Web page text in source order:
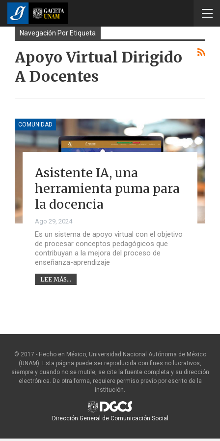
Navegación Por Etiqueta
Apoyo Virtual Dirigido
A Docentes
COMUNIDAD
Asistente IA, una
herramienta puma para
la docencia
Ago 29, 2024
Es un sistema de apoyo virtual con el objetivo
de procesar conceptos pedagógicos que
contribuyan a la mejora del proceso de
enseñanza-aprendizaje
LEE MÁS...
© 2017 - Hecho en México, Universidad Nacional Autónoma de México
(UNAM). Esta página puede ser reproducida con fines no lucrativos,
siempre y cuando no se mutile, se cite la fuente completa y su dirección
electrónica. De otra forma, requiere permiso previo por escrito de la
institución.
Dirección General de Comunicación Social